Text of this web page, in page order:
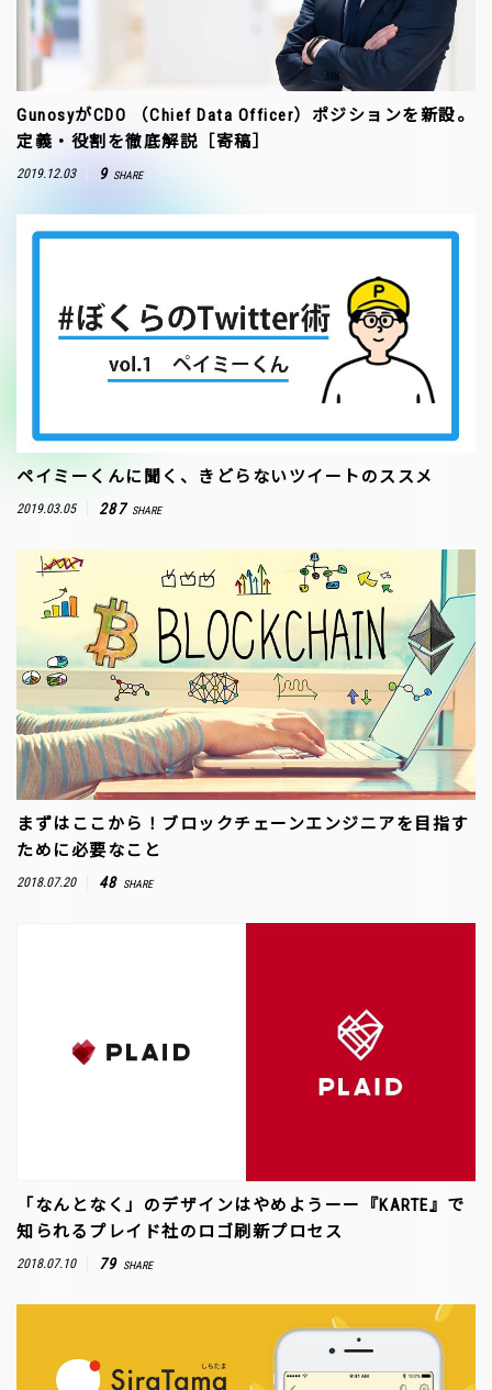
GunosyがCDO （Chief Data Officer）ポジションを新設。
定義・役割を徹底解説［寄稿］
2019.12.03 9 SHARE
ペイミーくんに聞く、きどらないツイートのススメ
2019.03.05 287 SHARE
まずはここから！ブロックチェーンエンジニアを目指す
ために必要なこと
2018.07.20 48 SHARE
「なんとなく」のデザインはやめようーー『KARTE』で
知られるプレイド社のロゴ刷新プロセス
2018.07.10 79 SHARE